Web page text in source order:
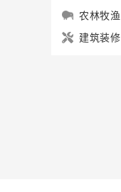
农林牧渔
建筑装修